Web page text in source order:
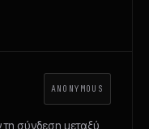
ANONYMOUS
τη σύνδεση μεταξύ